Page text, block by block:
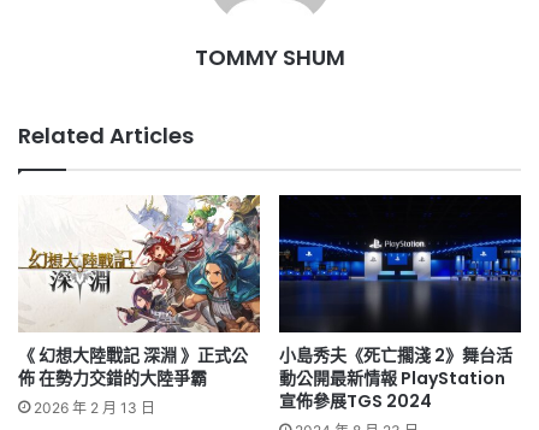
TOMMY SHUM
Related Articles
《 幻想大陸戰記 深淵 》正式公
佈 在勢力交錯的大陸爭霸
2026 年 2 月 13 日
小島秀夫《死亡擱淺 2》舞台活
動公開最新情報 PlayStation
宣佈參展TGS 2024